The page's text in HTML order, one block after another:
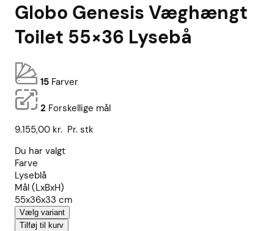
Globo Genesis Væghængt
Toilet 55×36 Lysebå
15 Farver
2 Forskellige mål
9.155,00 kr. Pr. stk
Du har valgt
Farve
Lyseblå
Mål (LxBxH)
55x36x33 cm
Vælg variant
Tilføj til kurv